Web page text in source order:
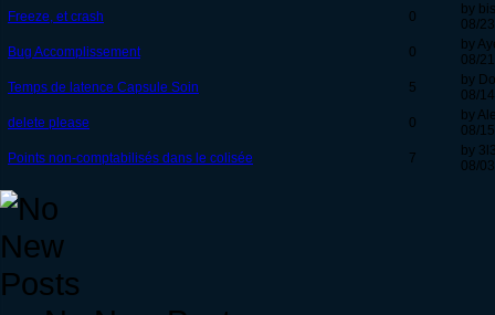
Freeze, et crash
0
by
08/
Bug Accomplissement
0
by
08/
Temps de latence Capsule Soin
5
by
08/
delete please
0
by
08/
Points non-comptabilisés dans le colisée
7
by
08/